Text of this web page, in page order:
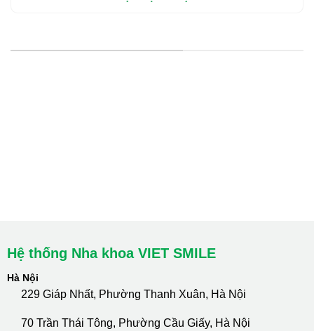
Hệ thống Nha khoa VIET SMILE
Hà Nội
229 Giáp Nhất, Phường Thanh Xuân, Hà Nội
70 Trần Thái Tông, Phường Cầu Giấy, Hà Nội